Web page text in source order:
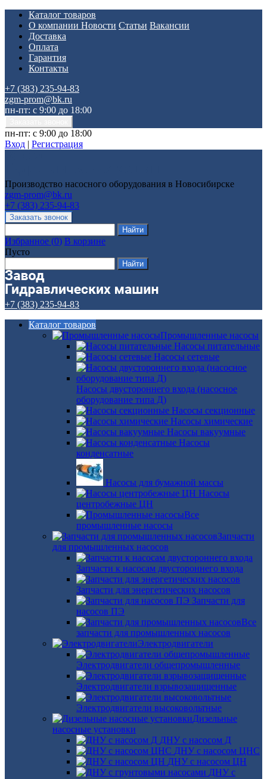
Каталог товаров
О компании Новости Статьи Вакансии
Доставка
Оплата
Гарантия
Контакты
+7 (383) 235-94-83
zgm-prom@bk.ru
пн-пт: с 9:00 до 18:00
пн-пт: с 9:00 до 18:00
Вход | Регистрация
Производство насосного оборудования в Новосибирске
zgm-prom@bk.ru
+7 (383) 235-94-83
Избранное (0) В корзине
Пусто
+7 (383) 235-94-83
Каталог товаров
Промышленные насосы
Насосы питательные
Насосы сетевые
Насосы двустороннего входа (насосное
оборудование типа Д)
Насосы секционные
Насосы химические
Насосы вакуумные
Насосы
конденсатные
Насосы для бумажной массы
Насосы
центробежные ЦН
Все
промышленные насосы
Запчасти
для промышленных насосов
Запчасти к насосам двустороннего входа
Запчасти для энергетических насосов
Запчасти для
насосов ПЭ
Все
запчасти для промышленных насосов
Электродвигатели
Электродвигатели общепромышленные
Электродвигатели взрывозащищенные
Электродвигатели высоковольтные
Дизельные
насосные установки
ДНУ с насосом Д
ДНУ с насосом ЦНС
ДНУ с насосом ЦН
ДНУ с